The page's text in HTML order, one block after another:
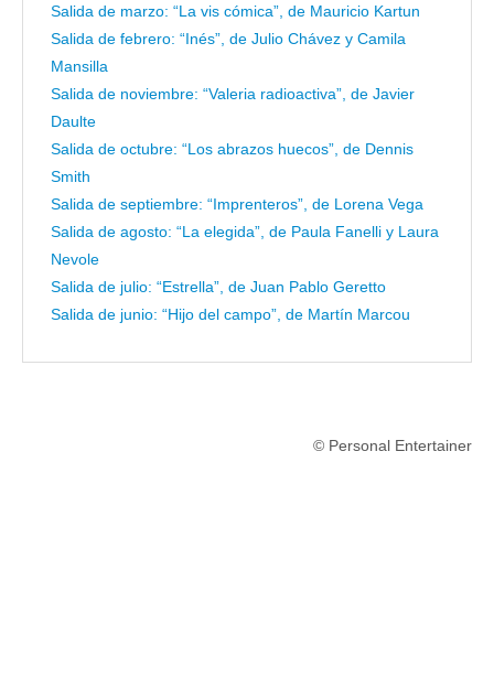
Salida de marzo: “La vis cómica”, de Mauricio Kartun
Salida de febrero: “Inés”, de Julio Chávez y Camila
Mansilla
Salida de noviembre: “Valeria radioactiva”, de Javier
Daulte
Salida de octubre: “Los abrazos huecos”, de Dennis
Smith
Salida de septiembre: “Imprenteros”, de Lorena Vega
Salida de agosto: “La elegida”, de Paula Fanelli y Laura
Nevole
Salida de julio: “Estrella”, de Juan Pablo Geretto
Salida de junio: “Hijo del campo”, de Martín Marcou
© Personal Entertainer